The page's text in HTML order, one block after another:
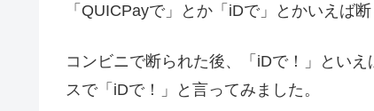
「QUICPayで」とか「iDで」とかいえば
コンビニで断られた後、「iDで！」とい
スで「iDで！」と言ってみました。